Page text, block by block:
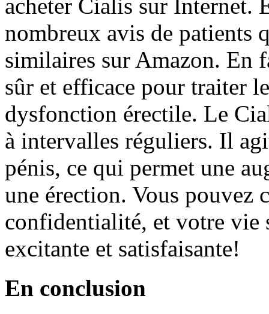
acheter Cialis sur Internet.
nombreux avis de patients
similaires sur Amazon. En
sûr et efficace pour traiter
dysfonction érectile. Le
à intervalles réguliers. Il
pénis, ce qui permet une
une érection. Vous pouvez
confidentialité, et votre vie
excitante et satisfaisante!
En conclusion